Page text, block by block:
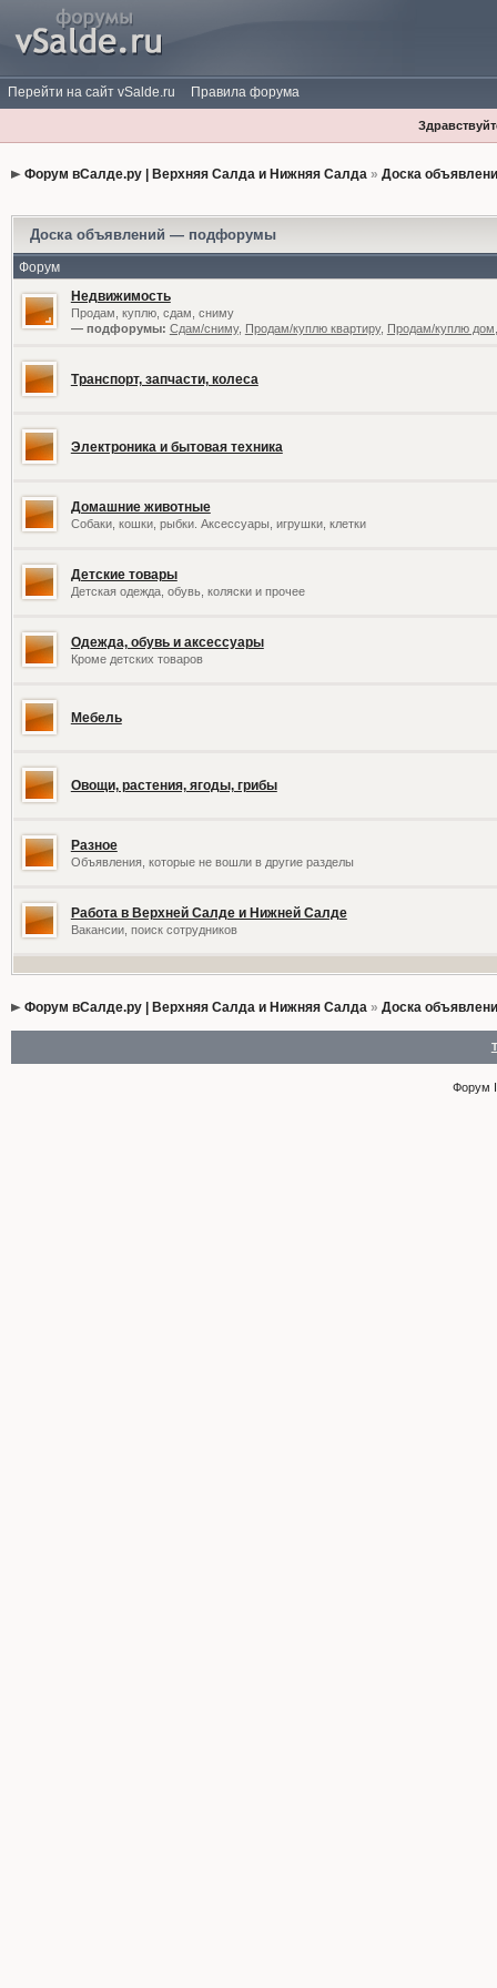
Перейти на сайт vSalde.ru Правила форума
Форум вСалде.ру | Верхняя Салда и Нижняя Салда» Доска
Доска объявлений — подфорумы
Форум
Недвижимость
Продам, куплю, сдам, сниму
— подфорумы: Сдам/сниму, Продам/куплю квартиру, Продам/куплю
Транспорт, запчасти, колеса
Электроника и бытовая техника
Домашние животные
Собаки, кошки, рыбки. Аксессуары, игрушки, клетки
Детские товары
Детская одежда, обувь, коляски и прочее
Одежда, обувь и аксессуары
Кроме детских товаров
Мебель
Овощи, растения, ягоды, грибы
Разное
Объявления, которые не вошли в другие разделы
Работа в Верхней Салде и Нижней Салде
Вакансии, поиск сотрудников
Форум вСалде.ру | Верхняя Салда и Нижняя Салда» Доска
Форум